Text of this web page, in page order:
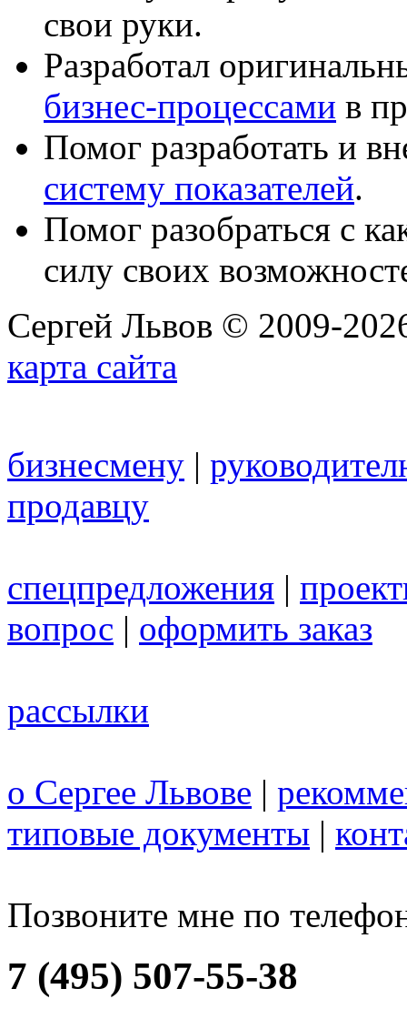
свои руки.
Разработал
бизнес-процессами в
Помог разработать и
систему показателей.
Помог разобраться с
силу своих
Сергей Львов © 2009-
карта сайта
бизнесмену |
продавцу
спецпредложения |
вопрос | оформить заказ
рассылки
о Сергее Львове |
типовые документы |
Позвоните мне по
7 (495) 507-55-38